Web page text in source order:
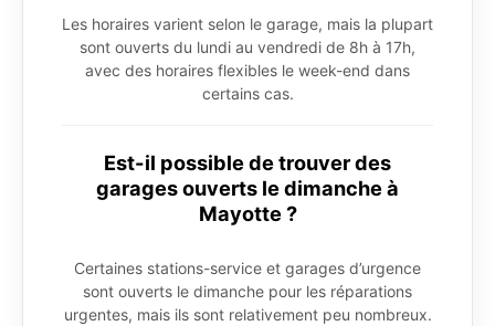
Les horaires varient selon le garage, mais la plupart
sont ouverts du lundi au vendredi de 8h à 17h,
avec des horaires flexibles le week-end dans
certains cas.
Est-il possible de trouver des
garages ouverts le dimanche à
Mayotte ?
Certaines stations-service et garages d’urgence
sont ouverts le dimanche pour les réparations
urgentes, mais ils sont relativement peu nombreux.